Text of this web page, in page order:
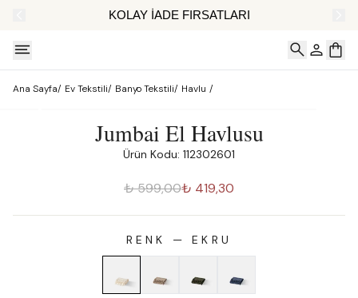
KOLAY İADE FIRSATLARI
Ana Sayfa/ Ev Tekstili/ Banyo Tekstili/ Havlu /
Jumbai El Havlusu
Ürün Kodu: 112302601
₺ 599,00₺ 419,30
RENK — EKRU